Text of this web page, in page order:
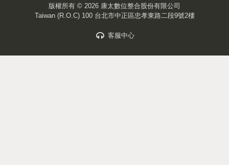
版權所有 © 2026 康太數位整合股份有限公司
Taiwan (R.O.C) 100 台北市中正區忠孝東路二段9號2樓
客服中心